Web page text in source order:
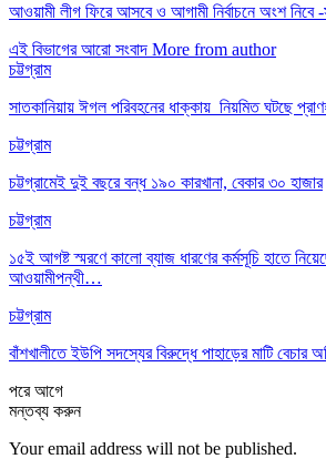
আওয়ামী লীগ ফিরে আসবে ও আগামী নির্বাচনে অংশ নিবে -
এই বিভাগের আরো সংবাদ More from author
চট্টগ্রাম
সাতকানিয়ায় ঈগল পরিবহনের ধাক্কায় নিয়মিত ঘটছে
চট্টগ্রাম
চট্টগ্রামেই দুই বছরে বন্ধ ১৯০ কারখানা, বেকার ৩০ হাজার
চট্টগ্রাম
১৫ই আগষ্ট স্মরণে কালো ব্যাজ ধারণের কর্মসূচি হাতে
আওয়ামীপন্থী…
চট্টগ্রাম
বাঁশখালীতে ইউপি সদস্যের বিরুদ্ধে পাহাড়ের মাটি বেচার
পরেআগে
মন্তব্য করুন
Your email address will not be published.